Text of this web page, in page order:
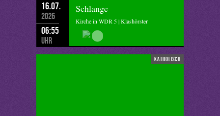
16.07.
2026
06:55
Uhr
Schlange
Kirche in WDR 5 | Klashörster
katholisch